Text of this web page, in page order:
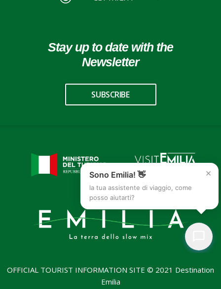
Stay up to date with the
Newsletter
SUBSCRIBE
OFFICIAL TOURIST INFORMATION SITE © 2021 Destination
Emilia
×
Sono Emilia! 👋
la tua assistente di viaggio, come
posso aiutarti?